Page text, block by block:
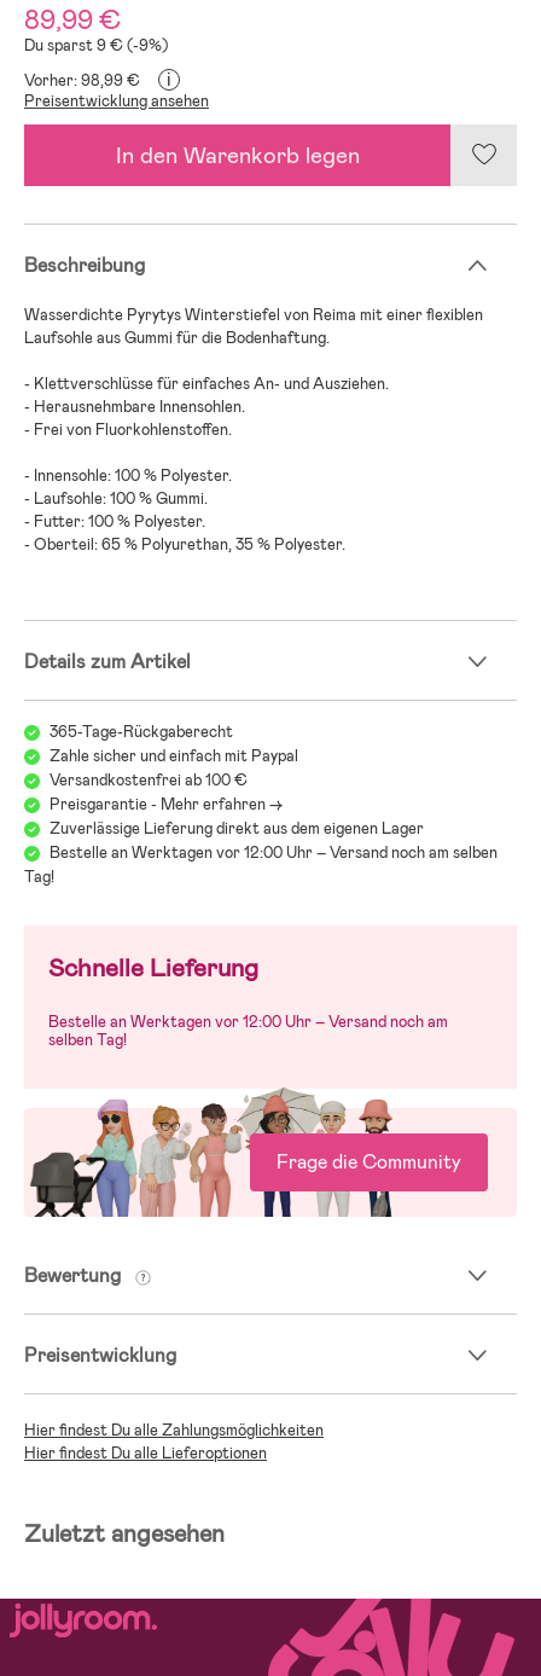
89,99 €
Du sparst 9 € (-9%)
Vorher: 98,99 €
i
Preisentwicklung ansehen
In den Warenkorb legen
Beschreibung
Wasserdichte Pyrytys Winterstiefel von Reima mit einer flexiblen
Laufsohle aus Gummi für die Bodenhaftung.
- Klettverschlüsse für einfaches An- und Ausziehen.
- Herausnehmbare Innensohlen.
- Frei von Fluorkohlenstoffen.
- Innensohle: 100 % Polyester.
- Laufsohle: 100 % Gummi.
- Futter: 100 % Polyester.
- Oberteil: 65 % Polyurethan, 35 % Polyester.
Details zum Artikel
365-Tage-Rückgaberecht
Zahle sicher und einfach mit Paypal
Versandkostenfrei ab 100 €
Preisgarantie - Mehr erfahren ->
Zuverlässige Lieferung direkt aus dem eigenen Lager
Bestelle an Werktagen vor 12:00 Uhr – Versand noch am selben
Tag!
Schnelle Lieferung
Bestelle an Werktagen vor 12:00 Uhr – Versand noch am
selben Tag!
Frage die Community
Bewertung
Preisentwicklung
Hier findest Du alle Zahlungsmöglichkeiten
Hier findest Du alle Lieferoptionen
Zuletzt angesehen